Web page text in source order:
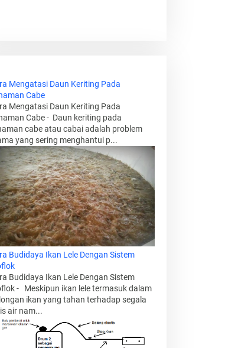
Mengatasi Daun Keriting Pada
Cabe
Mengatasi Daun Keriting Pada
Cabe - Daun keriting pada
cabe atau cabai adalah problem
yang sering menghantui p...
Budidaya Ikan Lele Dengan Sistem
Budidaya Ikan Lele Dengan Sistem
- Meskipun ikan lele termasuk dalam
ikan yang tahan terhadap segala
air nam...